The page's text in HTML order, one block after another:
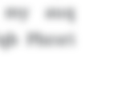
my auq
Pbzsri